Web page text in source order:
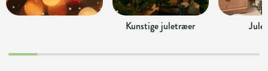
Kunstige juletræer